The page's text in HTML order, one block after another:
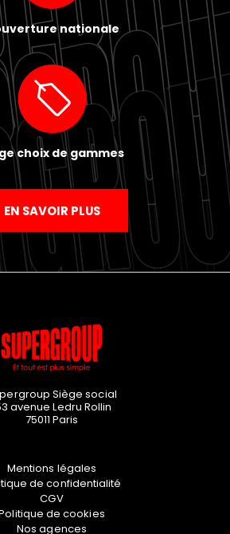
nationale
choix de gammes
EN SAVOIR PLUS
Siège social
avenue Ledru Rollin
75011 Paris
Mentions légales
de confidentialité
CGV
de cookies
Nos agences